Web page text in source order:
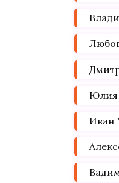
Юлия
Иван